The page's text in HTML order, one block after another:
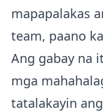
mapapalakas
team, paano
Ang gabay na
mga
tatalakayin